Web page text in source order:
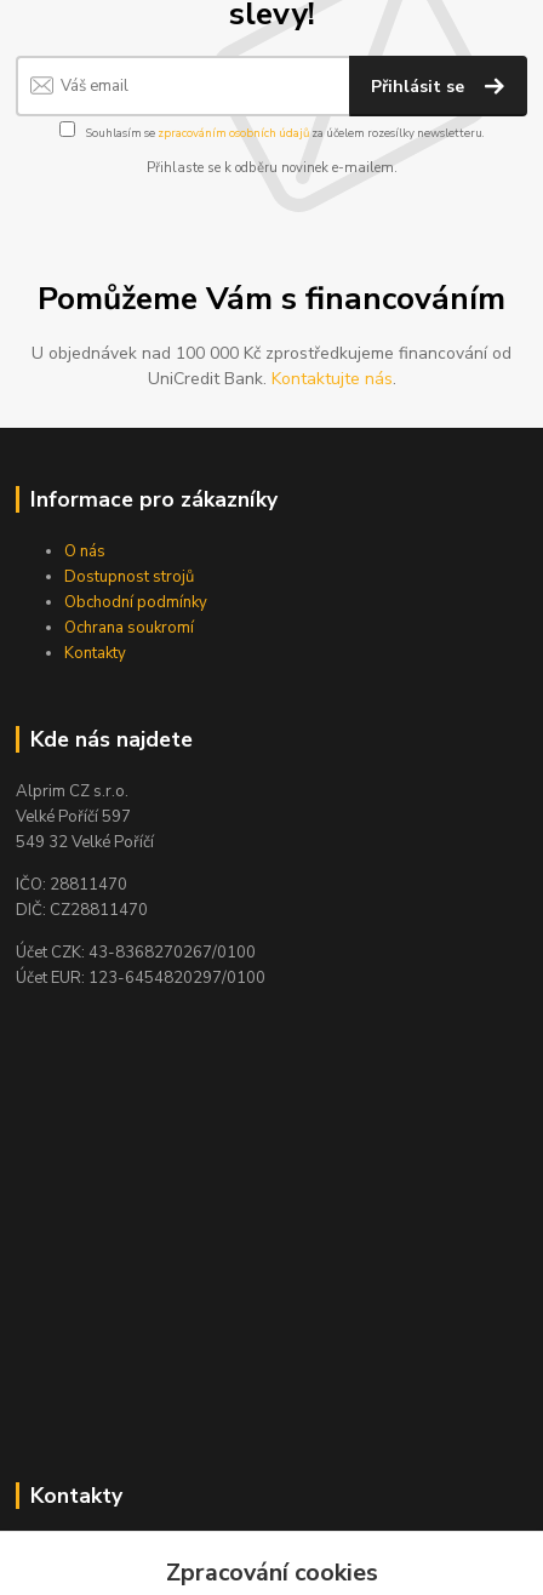
slevy!
Přihlásit se
Souhlasím se zpracováním osobních údajůza účelem rozesílky newsletteru.
Přihlaste se k odběru novinek e-mailem.
Pomůžeme Vám s financováním
U objednávek nad 100 000 Kč zprostředkujeme financování od
UniCredit Bank. Kontaktujte nás.
Informace pro zákazníky
O nás
Dostupnost strojů
Obchodní podmínky
Ochrana soukromí
Kontakty
Kde nás najdete
Alprim CZ s.r.o.
Velké Poříčí 597
549 32 Velké Poříčí
IČO: 28811470
DIČ: CZ28811470
Účet CZK: 43-8368270267/0100
Účet EUR: 123-6454820297/0100
Kontakty
+420 724 134 431
Zpracování cookies